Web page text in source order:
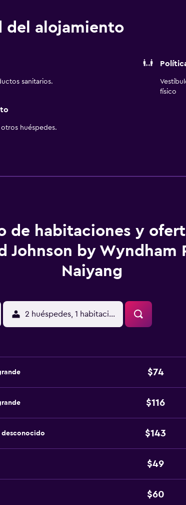
del alojamiento
sanitarios.
físico
huéspedes.
de habitaciones y
Johnson by Wyndham
Naiyang
2 huéspedes, 1 habitación
$74
$116
$143
$49
$60